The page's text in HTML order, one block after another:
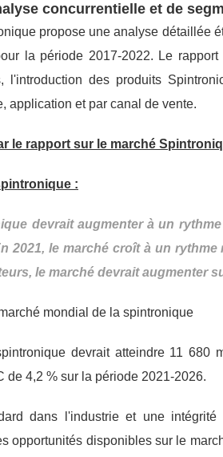
concurrentielle et de
propose une analyse détaillée
la période 2017-2022. Le
l'introduction des produits
application et par canal de vente.
le rapport sur le marché
:
devrait augmenter à un
2021, le marché croît à un
le marché devrait augmenter
mondial de la spintronique
devrait atteindre 11 680
4,2 % sur la période 2021-2026.
dans l'industrie et une
opportunités disponibles sur le